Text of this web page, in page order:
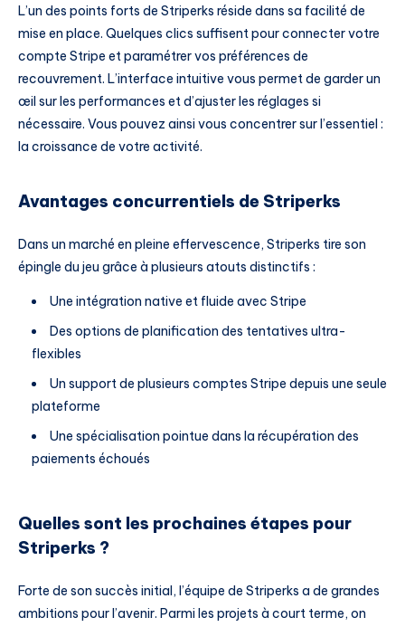
L’un des points forts de Striperks réside dans sa facilité de
mise en place. Quelques clics suffisent pour connecter votre
compte Stripe et paramétrer vos préférences de
recouvrement. L’interface intuitive vous permet de garder un
œil sur les performances et d’ajuster les réglages si
nécessaire. Vous pouvez ainsi vous concentrer sur l’essentiel :
la croissance de votre activité.
Avantages concurrentiels de Striperks
Dans un marché en pleine effervescence, Striperks tire son
épingle du jeu grâce à plusieurs atouts distinctifs :
Une intégration native et fluide avec Stripe
Des options de planification des tentatives ultra-
flexibles
Un support de plusieurs comptes Stripe depuis une seule
plateforme
Une spécialisation pointue dans la récupération des
paiements échoués
Quelles sont les prochaines étapes pour
Striperks ?
Forte de son succès initial, l’équipe de Striperks a de grandes
ambitions pour l’avenir. Parmi les projets à court terme, on